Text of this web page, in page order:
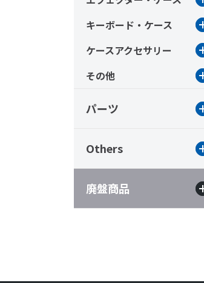
キーボード・ケース
ケースアクセサリー
その他
パーツ
Others
廃盤商品